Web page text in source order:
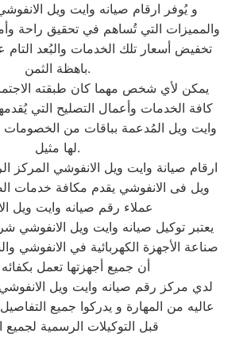
و يُوفر ارقام صيانه وايت ويل
والمميزات التي تُساهم في تحقيق راحة
تخفيض أسعار تلك الخدمات والبُعد التام
باهظة الثمن.
يمكن لأي شخص مهما كان طبقته
كافة الخدمات وأعمال التصليح التي
وايت ويل المُدعمة بباقات من
لها مثيل.
ارقام صيانة وايت ويل الانفوشي المركز
ويل فى الانفوشي يقدم مكافة خدمات
عملاء رقم صيانه وايت ويل
يعتبر توكيل صيانه وايت ويل الانفوشي
صناعة الأجهزة الكهربائية في الانفوشي
أن جميع أجهزتها تعمل
لدي مركز رقم صيانه وايت ويل
عاليه من المهارة و يدركوا جميع
قبل التوكيلات الرسمية لجميع